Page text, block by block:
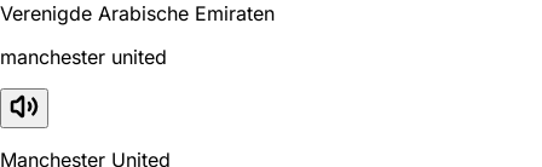
Verenigde Arabische Emiraten
manchester united
Manchester United